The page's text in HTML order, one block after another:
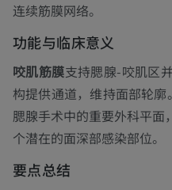
连续筋膜网络。
功能与临床意义
咬肌筋膜支持腮腺-咬肌区
构提供通道，维持面部轮
腮腺手术中的重要外科平
个潜在的面深部感染部位。
要点总结